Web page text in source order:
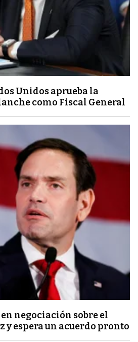
Unidos aprueba la
como Fiscal General
en negociación sobre el
y espera un acuerdo pronto